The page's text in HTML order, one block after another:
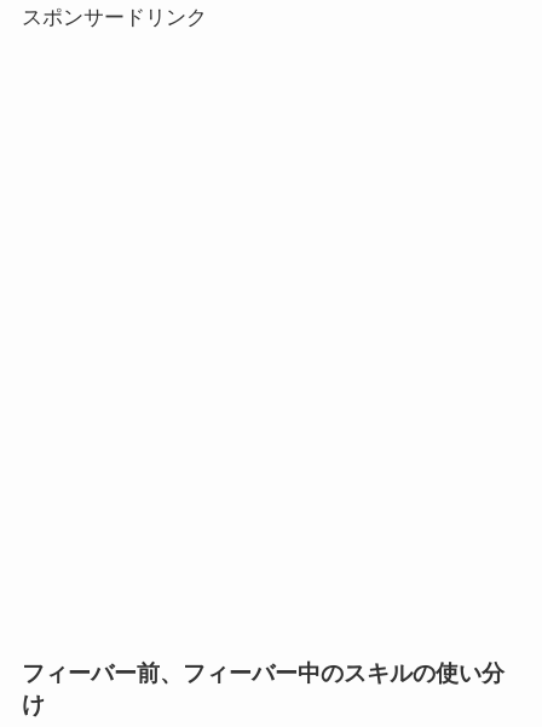
スポンサードリンク
フィーバー前、フィーバー中のスキルの使い分
け